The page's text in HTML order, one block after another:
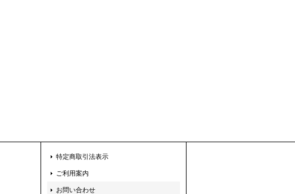
特定商取引法表示
ご利用案内
お問い合わせ